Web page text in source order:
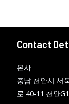
Contact
본사
충남 천안시 서
로 40-11 천안